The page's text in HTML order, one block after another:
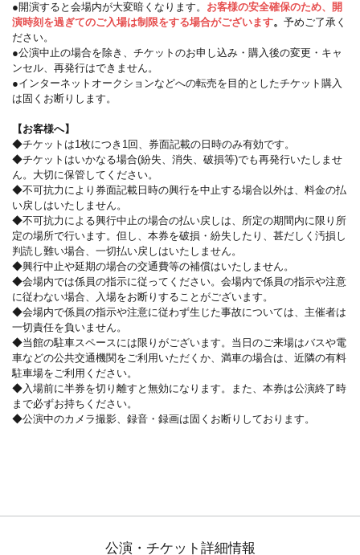
●開演すると会場内が大変暗くなります。 お客様の安全確保のため、開
演時刻を過ぎてのご入場は制限をする場合がございます。 予めご了承く
ださい。
●公演中止の場合を除き、チケットのお申し込み・購入後の変更・キャ
ンセル、再発行はできません。
●インターネットオークションなどへの転売を目的としたチケット購入
は固くお断りします。
【お客様へ】
◆チケットは1枚につき1回、券面記載の日時のみ有効です。
◆チケットはいかなる場合(紛失、消失、破損等)でも再発行いたしませ
ん。大切に保管してください。
◆不可抗力により券面記載日時の興行を中止する場合以外は、料金の払
い戻しはいたしません。
◆不可抗力による興行中止の場合の払い戻しは、所定の期間内に限り所
定の場所で行います。但し、本券を破損・紛失したり、甚だしく汚損し
判読し難い場合、一切払い戻しはいたしません。
◆興行中止や延期の場合の交通費等の補償はいたしません。
◆会場内では係員の指示に従ってください。会場内で係員の指示や注意
に従わない場合、入場をお断りすることがございます。
◆会場内で係員の指示や注意に従わず生じた事故については、主催者は
一切責任を負いません。
◆当館の駐車スペースには限りがございます。当日のご来場はバスや電
車などの公共交通機関をご利用いただくか、満車の場合は、近隣の有料
駐車場をご利用ください。
◆入場前に半券を切り離すと無効になります。また、本券は公演終了時
まで必ずお持ちください。
◆公演中のカメラ撮影、録音・録画は固くお断りしております。
公演・チケット詳細情報